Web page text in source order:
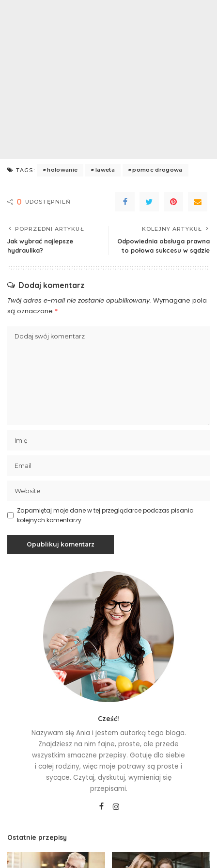
TAGS: holowanie laweta pomoc drogowa
0 UDOSTĘPNIEŃ
POPRZEDNI ARTYKUŁ
Jak wybrać najlepsze
hydraulika?
KOLEJNY ARTYKUŁ
Odpowiednia obsługa prawna
to połowa sukcesu w sądzie
Dodaj komentarz
Twój adres e-mail nie zostanie opublikowany. Wymagane pola
są oznaczone *
Zapamiętaj moje dane w tej przeglądarce podczas pisania
kolejnych komentarzy.
Cześć!
Nazywam się Ania i jestem autorką tego bloga.
Znajdziesz na nim fajne, proste, ale przede
wszystkim smaczne przepisy. Gotuję dla siebie
i całej rodziny, więc moje potrawy są proste i
sycące. Czytaj, dyskutuj, wymieniaj się
przepisami.
Ostatnie przepisy